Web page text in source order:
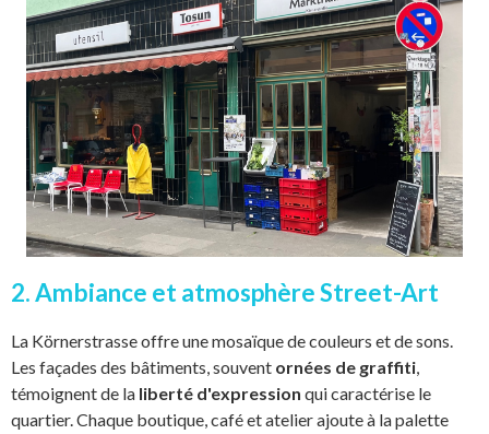
2. Ambiance et atmosphère Street-Art
La Körnerstrasse offre une mosaïque de couleurs et de sons.
Les façades des bâtiments, souvent ornées de graffiti,
témoignent de la liberté d'expression qui caractérise le
quartier. Chaque boutique, café et atelier ajoute à la palette